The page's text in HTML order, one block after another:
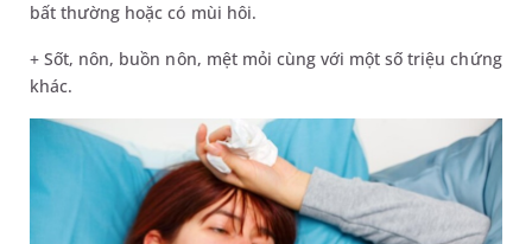
bất thường hoặc có mùi hôi.
+ Sốt, nôn, buồn nôn, mệt mỏi cùng với một số triệu chứng
khác.